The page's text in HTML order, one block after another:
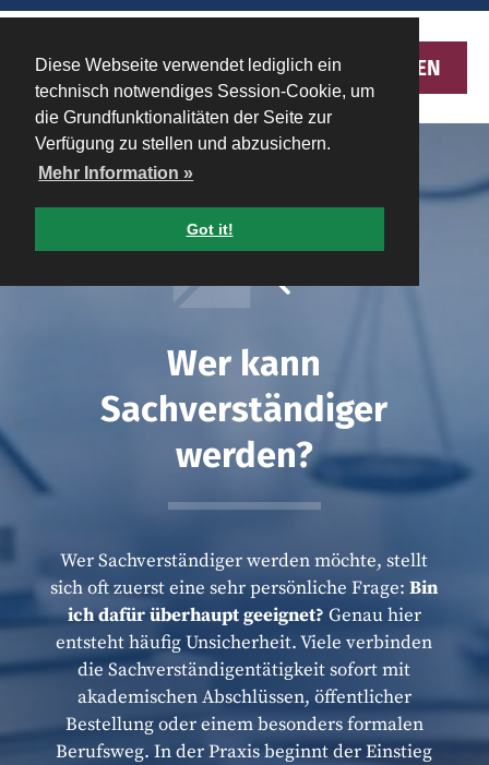
Diese Webseite verwendet lediglich ein
technisch notwendiges Session-Cookie, um
die Grundfunktionalitäten der Seite zur
Verfügung zu stellen und abzusichern.
Mehr Information »
Got it!
MENU
Wer kann
Sachverständiger
werden?
Wer Sachverständiger werden möchte, stellt
sich oft zuerst eine sehr persönliche Frage:Bin
ich dafür überhaupt geeignet? Genau hier
entsteht häufig Unsicherheit. Viele verbinden
die Sachverständigentätigkeit sofort mit
akademischen Abschlüssen, öffentlicher
Bestellung oder einem besonders formalen
Berufsweg. In der Praxis beginnt der Einstieg